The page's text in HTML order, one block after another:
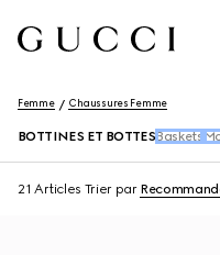
Femme Chaussures Femme
BOTTINES ET BOTTES Baskets
21 Articles Trier par